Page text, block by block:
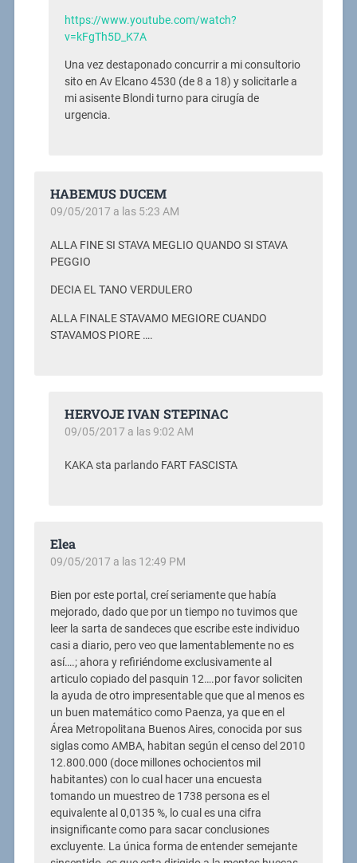
https://www.youtube.com/watch?
v=kFgTh5D_K7A
Una vez destaponado concurrir a mi consultorio
sito en Av Elcano 4530 (de 8 a 18) y solicitarle a
mi asisente Blondi turno para cirugía de
urgencia.
HABEMUS DUCEM
09/05/2017 a las 5:23 AM
ALLA FINE SI STAVA MEGLIO QUANDO SI STAVA
PEGGIO
DECIA EL TANO VERDULERO
ALLA FINALE STAVAMO MEGIORE CUANDO
STAVAMOS PIORE ….
HERVOJE IVAN STEPINAC
09/05/2017 a las 9:02 AM
KAKA sta parlando FART FASCISTA
Elea
09/05/2017 a las 12:49 PM
Bien por este portal, creí seriamente que había
mejorado, dado que por un tiempo no tuvimos que
leer la sarta de sandeces que escribe este individuo
casi a diario, pero veo que lamentablemente no es
así….; ahora y refiriéndome exclusivamente al
articulo copiado del pasquin 12….por favor soliciten
la ayuda de otro impresentable que que al menos es
un buen matemático como Paenza, ya que en el
Área Metropolitana Buenos Aires, conocida por sus
siglas como AMBA, habitan según el censo del 2010
12.800.000 (doce millones ochocientos mil
habitantes) con lo cual hacer una encuesta
tomando un muestreo de 1738 persona es el
equivalente al 0,0135 %, lo cual es una cifra
insignificante como para sacar conclusiones
excluyente. La única forma de entender semejante